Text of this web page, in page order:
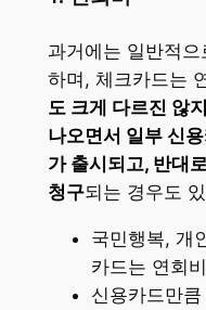
과거에는 일반적
하며, 체크카드는
도 크게 다르진 않
나오면서 일부 신
가 출시되고, 반대
청구되는 경우도
국민행복, 개
카드는 연회
신용카드만